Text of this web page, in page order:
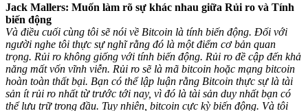
Jack Mallers: Muốn làm rõ sự khác nhau giữa Rủi ro và Tính
biến động
Và điều cuối cùng tôi sẽ nói về Bitcoin là tính biến động. Đối với
người nghe tôi thực sự nghĩ rằng đó là một điểm cơ bản quan
trọng. Rủi ro không giống với tính biến động. Rủi ro đề cập đến khả
năng mất vốn vĩnh viễn. Rủi ro sẽ là mã bitcoin hoặc mạng bitcoin
hoàn toàn thất bại. Bạn có thể lập luận rằng Bitcoin thực sự là tài
sản ít rủi ro nhất từ trước tới nay, vì đó là tài sản duy nhất bạn có
thể lưu trữ trong đầu. Tuy nhiên, bitcoin cực kỳ biến động. Và tôi